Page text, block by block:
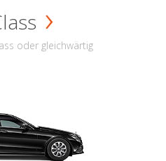
oder gleichwärtig